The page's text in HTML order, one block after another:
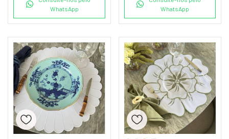
WhatsApp
WhatsApp